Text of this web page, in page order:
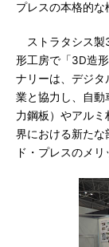
プレスの本格的な
ストラタシス製
形工房で「3D造
ナリーは、デジタ
業と協力し、自動
力鋼板）やアル
界における新たな
ド・プレスのメリ